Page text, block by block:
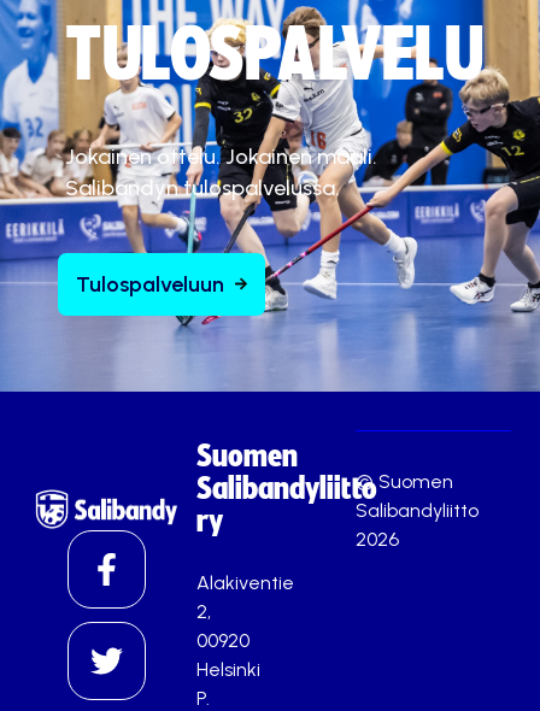
TULOSPALVELU
Jokainen ottelu. Jokainen maali.
Salibandyn tulospalvelussa.
Tulospalveluun
Suomen
Salibandyliitto
ry
Alakiventie
2,
00920
Helsinki
P.
© Suomen
Salibandyliitto
2026